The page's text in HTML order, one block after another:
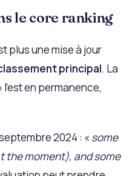
le core ranking
plus une mise à jour
principal. La
en permanence,
2024 : « some
the moment), and some